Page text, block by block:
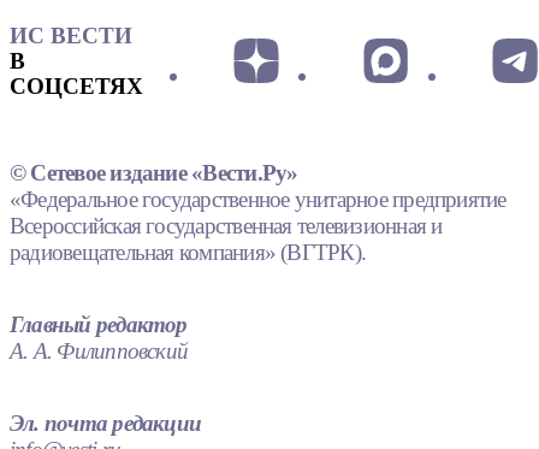
ИС ВЕСТИ
В
СОЦСЕТЯХ
© Сетевое издание «Вести.Ру»
«Федеральное государственное унитарное предприятие
Всероссийская государственная телевизионная и
радиовещательная компания» (ВГТРК).
Главный редактор
А. А. Филипповский
Эл. почта редакции